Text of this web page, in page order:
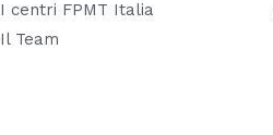
I centri FPMT Italia
Il Team